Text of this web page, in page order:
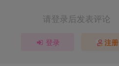
请登录后发表评论
登录 注册